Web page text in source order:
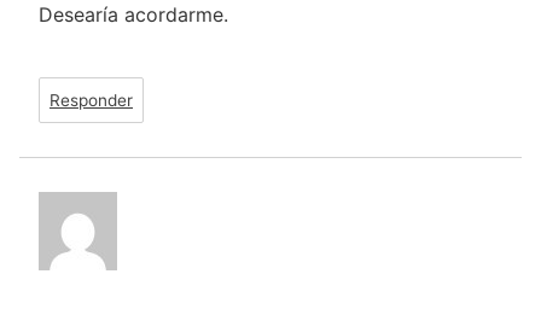
Desearía acordarme.
Responder